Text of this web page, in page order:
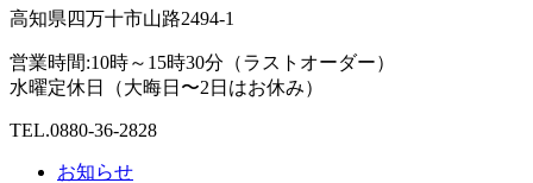
高知県四万十市山路2494-1
営業時間:10時～15時30分（ラストオーダー）
水曜定休日（大晦日〜2日はお休み）
TEL.0880-36-2828
お知らせ